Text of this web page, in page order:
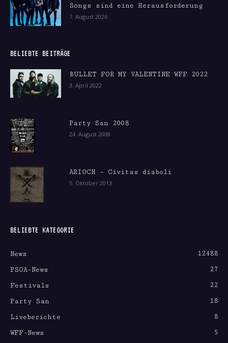
Songs sind eine Herausforderung
7. August 2026
BELIEBTE BEITRÄGE
BULLET FOR MY VALENTINE WFF 2022
3. April 2022
Party San 2008
24. August 2008
ARIOCH – Civitas diaboli
5. Oktober 2013
BELIEBTE KATEGORIE
News
12488
PSOA-News
27
Festivals
22
Party San
18
Liveberichte
8
WFF-News
5